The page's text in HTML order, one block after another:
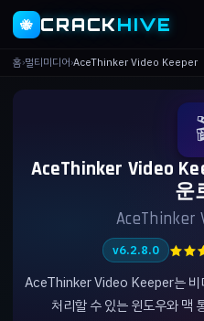
🐝 CRACKHIVE
홈›멀티미디어›AceThinker Video Keeper
AceThinker Video
운
AceThinker
v6.2.8.0
AceThinker Video Keeper는 비
처리할 수 있는 윈도우와 맥